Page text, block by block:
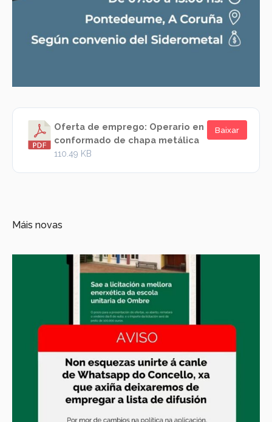
Oferta de emprego: Operario en
conformado de chapa metálica
110.49 KB
Baixar
Máis novas